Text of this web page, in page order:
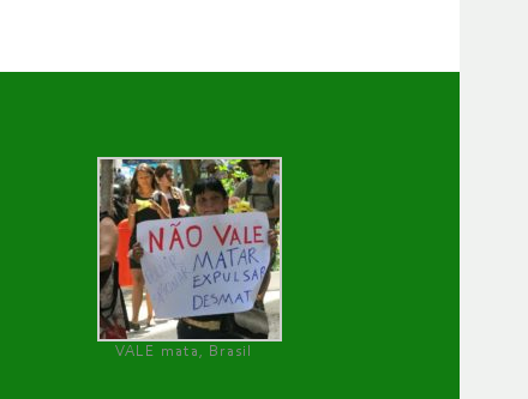
VALE mata, Brasil